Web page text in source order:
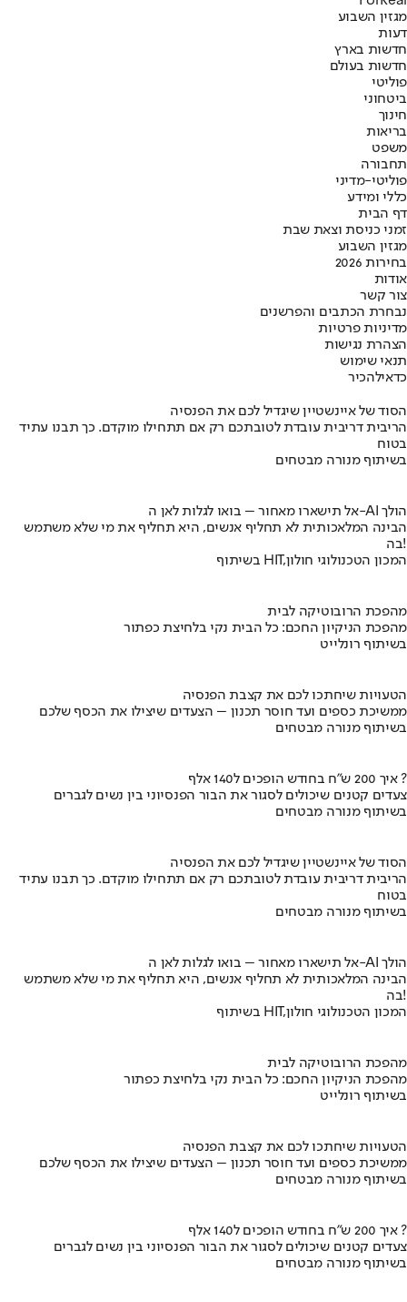
מגזין השבוע
דעות
חדשות בארץ
חדשות בעולם
פוליטי
ביטחוני
חינוך
בריאות
משפט
תחבורה
פוליטי-מדיני
כללי ומידע
דף הבית
זמני כניסת וצאת שבת
מגזין השבוע
בחירות 2026
אודות
צור קשר
נבחרת הכתבים והפרשנים
מדיניות פרטיות
הצהרת נגישות
תנאי שימוש
כדאילהכיר
הסוד של איינשטיין שיגדיל לכם את הפנסיה
הריבית דריבית עובדת לטובתכם רק אם תתחילו מוקדם. כך תבנו עתיד
בטוח
בשיתוף מנורה מבטחים
אל תישארו מאחור – בואו לגלות לאן ה-AI הולך
הבינה המלאכותית לא תחליף אנשים, היא תחליף את מי שלא משתמש
בה!
בשיתוף HIT,המכון הטכנולוגי חולון
מהפכת הרובוטיקה לבית
מהפכת הניקיון החכם: כל הבית נקי בלחיצת כפתור
בשיתוף רונלייט
הטעויות שיחתכו לכם את קצבת הפנסיה
ממשיכת כספים ועד חוסר תכנון – הצעדים שיצילו את הכסף שלכם
בשיתוף מנורה מבטחים
איך 200 ש"ח בחודש הופכים ל140 אלף ?
צעדים קטנים שיכולים לסגור את הבור הפנסיוני בין נשים לגברים
בשיתוף מנורה מבטחים
הסוד של איינשטיין שיגדיל לכם את הפנסיה
הריבית דריבית עובדת לטובתכם רק אם תתחילו מוקדם. כך תבנו עתיד
בטוח
בשיתוף מנורה מבטחים
אל תישארו מאחור – בואו לגלות לאן ה-AI הולך
הבינה המלאכותית לא תחליף אנשים, היא תחליף את מי שלא משתמש
בה!
בשיתוף HIT,המכון הטכנולוגי חולון
מהפכת הרובוטיקה לבית
מהפכת הניקיון החכם: כל הבית נקי בלחיצת כפתור
בשיתוף רונלייט
הטעויות שיחתכו לכם את קצבת הפנסיה
ממשיכת כספים ועד חוסר תכנון – הצעדים שיצילו את הכסף שלכם
בשיתוף מנורה מבטחים
איך 200 ש"ח בחודש הופכים ל140 אלף ?
צעדים קטנים שיכולים לסגור את הבור הפנסיוני בין נשים לגברים
בשיתוף מנורה מבטחים